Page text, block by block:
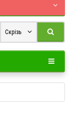
Скрізь